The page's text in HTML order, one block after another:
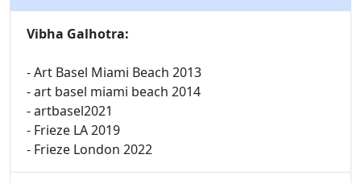
Vibha Galhotra:
- Art Basel Miami Beach 2013
- art basel miami beach 2014
- artbasel2021
- Frieze LA 2019
- Frieze London 2022